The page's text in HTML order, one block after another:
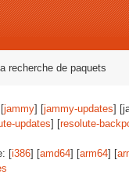
recherche de paquets
jammy] [jammy-updates]
updates] [resolute-
[i386] [amd64] [arm64] [